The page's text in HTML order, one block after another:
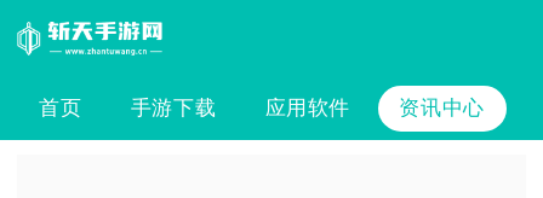
首页 手游下载 应用软件 资讯中心